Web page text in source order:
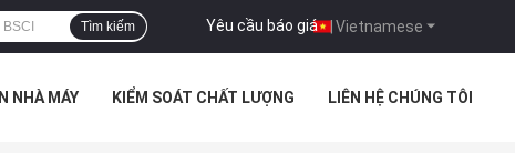
Vietnamese
Yêu cầu báo giá |
Tìm kiếm
NHÀ MÁY KIỂM SOÁT CHẤT LƯỢNG LIÊN HỆ CHÚNG TÔI